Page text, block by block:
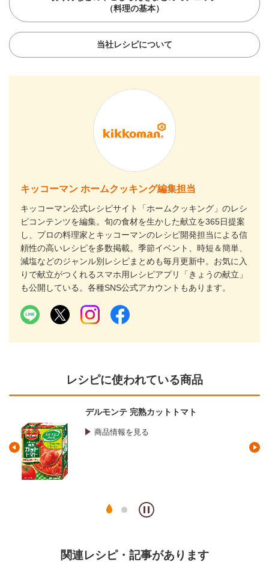
（料理の基本）
当社レシピについて
キッコーマン ホームクッキング編集担当
キッコーマン公式レシピサイト「ホームクッキング」のレシ
ピコンテンツを編集。旬の食材を生かした献立を365日提案
し、プロの料理家とキッコーマンのレシピ開発担当による信
頼性の高いレシピを多数掲載。季節イベント、時短＆簡単、
減塩などのジャンル別レシピまとめも毎月更新中。お気に入
りで献立がつくれるスマホ用レシピアプリ「きょうの献立」
も公開している。各種SNS公式アカウントもあります。
レシピに使われている商品
デルモンテ 完熟カットトマト
商品情報を見る
関連レシピ・記事があります